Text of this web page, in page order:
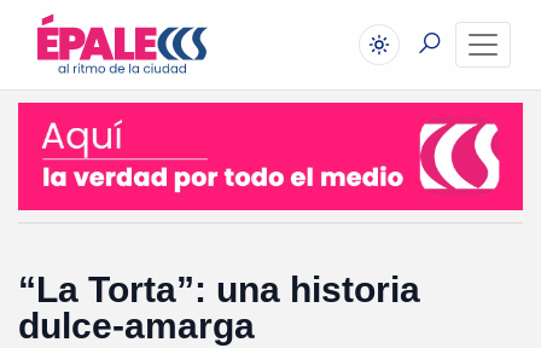
“La Torta”: una historia
dulce-amarga